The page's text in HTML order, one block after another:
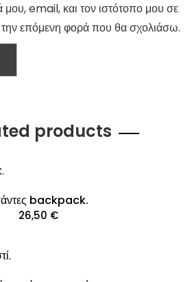
email, και τον ιστότοπο μου σε
την επόμενη φορά που θα σχολιάσω.
products
backpack.
26,50 €